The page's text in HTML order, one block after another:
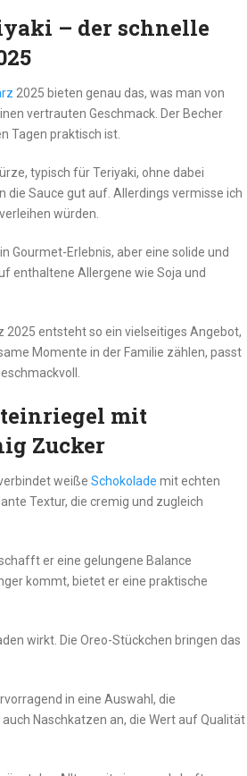
– der schnelle
2025 bieten genau das, was man von
vertrauten Geschmack. Der Becher
Tagen praktisch ist.
typisch für Teriyaki, ohne dabei
die Sauce gut auf. Allerdings vermisse ich
würden.
Gourmet-Erlebnis, aber eine solide und
enthaltene Allergene wie Soja und
2025 entsteht so ein vielseitiges Angebot,
Momente in der Familie zählen, passt
mit
Zucker
weiße Schokolade mit echten
Textur, die cremig und zugleich
er eine gelungene Balance
kommt, bietet er eine praktische
wirkt. Die Oreo-Stückchen bringen das
in eine Auswahl, die
auch Naschkatzen an, die Wert auf Qualität